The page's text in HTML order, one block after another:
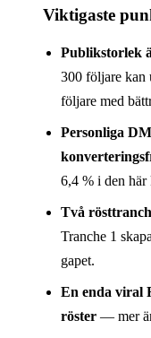
Viktigaste
Publik­storlek
300 följare kan
följare med
Personliga
6,4 % i den här
Två
Tranche 1
gapet.
En enda viral
röster — mer